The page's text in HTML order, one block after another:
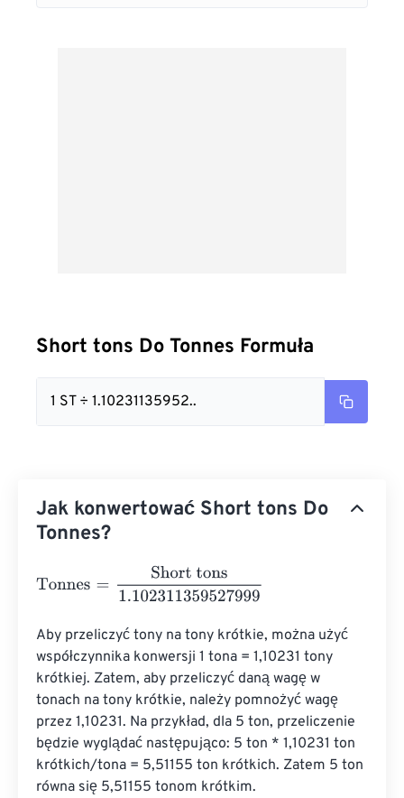
Short tons Do Tonnes Formuła
1 ST ÷ 1.10231135952..
Jak konwertować Short tons Do
Tonnes?
Tonnes Short tons1.102311359527999
Aby przeliczyć tony na tony krótkie, można użyć
współczynnika konwersji 1 tona = 1,10231 tony
krótkiej. Zatem, aby przeliczyć daną wagę w
tonach na tony krótkie, należy pomnożyć wagę
przez 1,10231. Na przykład, dla 5 ton, przeliczenie
będzie wyglądać następująco: 5 ton * 1,10231 ton
krótkich/tona = 5,51155 ton krótkich. Zatem 5 ton
równa się 5,51155 tonom krótkim.